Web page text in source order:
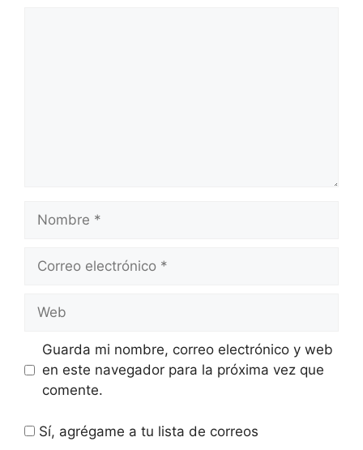
Nombre
Correo
Web
Guarda mi nombre, correo electrónico y web
en este navegador para la próxima vez que
comente.
Sí, agrégame a tu lista de correos